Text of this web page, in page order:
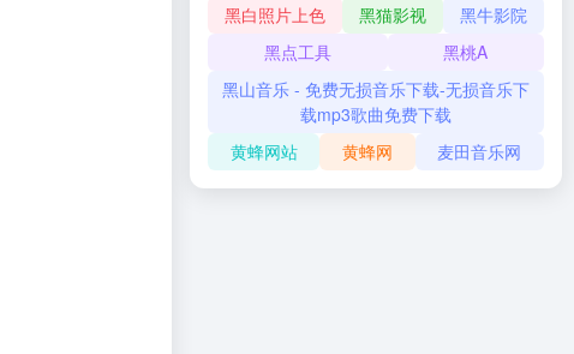
黑白照片上色
黑猫影视
黑牛影院
黑点工具
黑桃A
黑山音乐 - 免费无损音乐下载-无损音乐下
载mp3歌曲免费下载
黄蜂网站
黄蜂网 麦田音乐网